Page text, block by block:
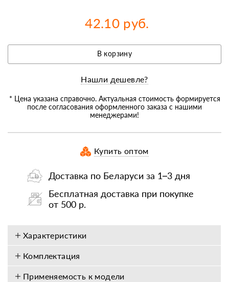
42.10 руб.
В корзину
Нашли дешевле?
* Цена указана справочно. Актуальная стоимость формируется
после согласования оформленного заказа с нашими
менеджерами!
Купить оптом
Доставка по Беларуси за 1–3 дня
Бесплатная доставка при покупке
от 500 р.
Характеристики
Комплектация
Применяемость к модели